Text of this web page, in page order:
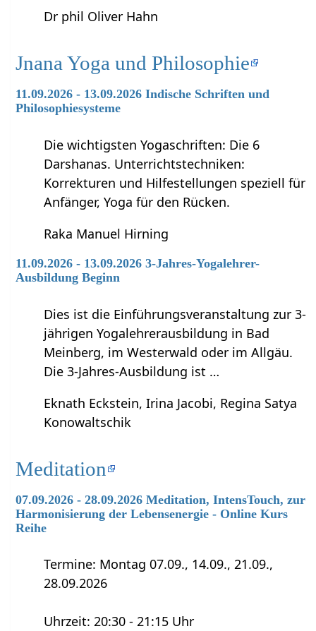
Dr phil Oliver Hahn
Jnana Yoga und Philosophie
11.09.2026 - 13.09.2026 Indische Schriften und
Philosophiesysteme
Die wichtigsten Yogaschriften: Die 6
Darshanas. Unterrichtstechniken:
Korrekturen und Hilfestellungen speziell für
Anfänger, Yoga für den Rücken.
Raka Manuel Hirning
11.09.2026 - 13.09.2026 3-Jahres-Yogalehrer-
Ausbildung Beginn
Dies ist die Einführungsveranstaltung zur 3-
jährigen Yogalehrerausbildung in Bad
Meinberg, im Westerwald oder im Allgäu.
Die 3-Jahres-Ausbildung ist …
Eknath Eckstein, Irina Jacobi, Regina Satya
Konowaltschik
Meditation
07.09.2026 - 28.09.2026 Meditation, IntensTouch, zur
Harmonisierung der Lebensenergie - Online Kurs
Reihe
Termine: Montag 07.09., 14.09., 21.09.,
28.09.2026
Uhrzeit: 20:30 - 21:15 Uhr